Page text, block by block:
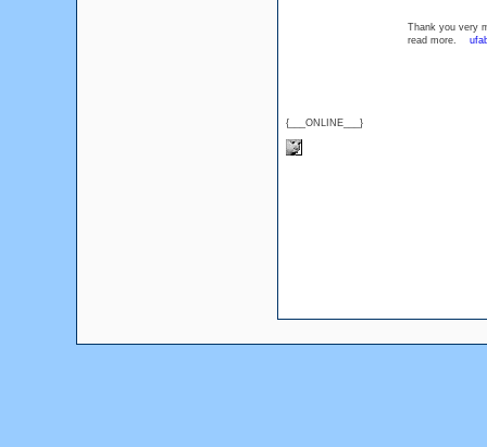
{___ONLINE___}
Thank you very
read more.